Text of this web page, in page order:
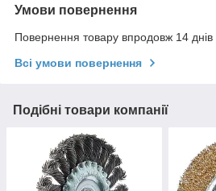
Умови повернення
Повернення товару впродовж 14 днів
Всі умови повернення
Подібні товари компанії